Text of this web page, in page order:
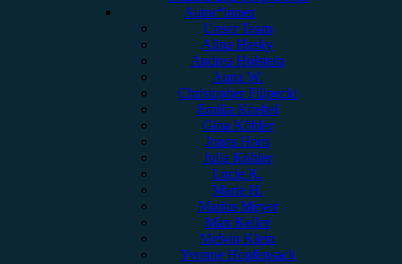
Autor*innen
Unser Team
Alina Hasky
Andrea Holstein
Anna W.
Christopher Filipecki
Emilia Knebel
Gina Köhler
Jonas Horn
Julia Köhler
Lucie K.
Marie H.
Marius Meyer
Max Keller
Melvin Klein
Yvonne Hopfensack